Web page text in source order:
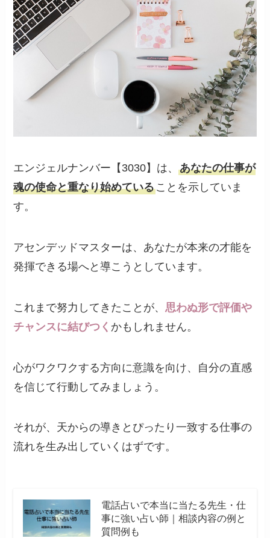
エンジェルナンバー【3030】は、あなたの仕事が
魂の使命と重なり始めていることを示していま
す。
アセンデッドマスターは、あなたが本来の才能を
発揮できる場へと導こうとしています。
これまで努力してきたことが、 思わぬ形で評価や
チャンスに結びつく かもしれません。
心がワクワクする方向に意識を向け、自分の直感
を信じて行動してみましょう。
それが、天からの導きとぴったり一致する仕事の
流れを生み出していくはずです。
電話占いで本当に当たる先生・仕
事に強い占い師｜相談内容の例と
質問例も